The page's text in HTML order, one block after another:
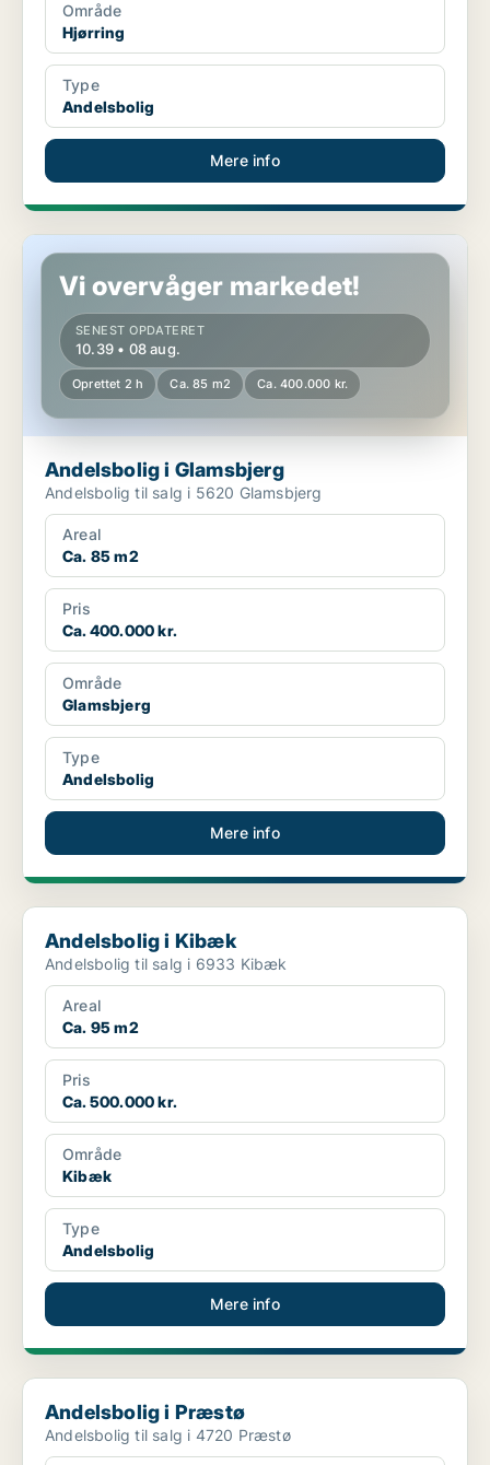
Område
Hjørring
Type
Andelsbolig
Mere info
Andelsbolig i Glamsbjerg
Vi overvåger markedet!
SENEST OPDATERET
10.39 • 08 aug.
Oprettet 2 h Ca. 85 m2 Ca. 400.000 kr.
Andelsbolig i Glamsbjerg
Andelsbolig til salg i 5620 Glamsbjerg
Areal
Ca. 85 m2
Pris
Ca. 400.000 kr.
Område
Glamsbjerg
Type
Andelsbolig
Mere info
Andelsbolig i Kibæk
Andelsbolig i Kibæk
Andelsbolig til salg i 6933 Kibæk
Areal
Ca. 95 m2
Pris
Ca. 500.000 kr.
Område
Kibæk
Type
Andelsbolig
Mere info
Andelsbolig i Præstø
Andelsbolig i Præstø
Andelsbolig til salg i 4720 Præstø